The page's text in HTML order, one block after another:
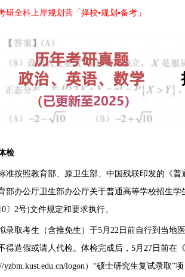
研全科上岸规划营「择校▪规划▪备考」
检
准按照教育部、原卫生部、中国残联印发的《
育部办公厅卫生部办公厅关于普通高等学校招生
〕2号)文件规定和要求执行。
录取考生（含推免生）于5月22日前自行到当地
得造假或请人代检。体检完成后，5月27日前在
yzbm.kust.edu.cn/logon）“硕士研究生复试录取